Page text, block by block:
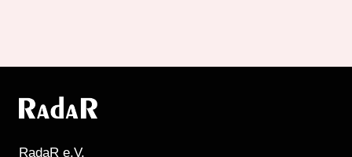
RadaR e.V.